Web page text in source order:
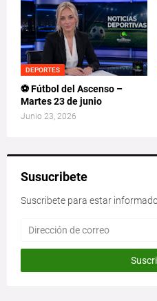
DEPORTES
⚽ Fútbol del Ascenso –
Martes 23 de junio
Junio 23, 2026
Susucribete
Suscribete para estar